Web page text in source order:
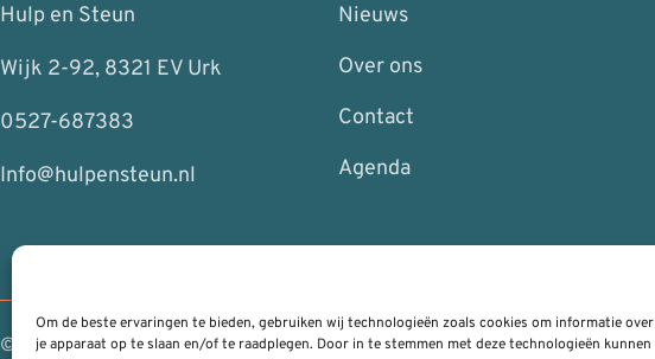
Om de beste ervaringen te bieden, gebruiken wij technologieën zoals cookies om informatie over
je apparaat op te slaan en/of te raadplegen. Door in te stemmen met deze technologieën kunnen
Hulp en Steun
Wijk 2-92, 8321 EV Urk
0527-687383
Info@hulpensteun.nl
Nieuws
Over ons
Contact
Agenda
© 2026 | RSH ICT Management